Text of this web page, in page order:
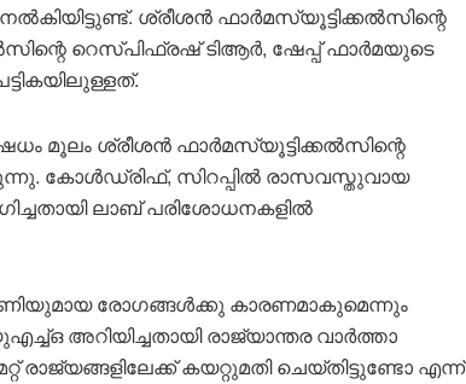
ശ്രീശൻ ഫാർമസ്യൂട്ടിക്കൽസിന്റെ
റെസ്പിഫ്രഷ് ടിആർ, ഷേപ്പ് ഫാർമയുടെ
മൂലം ശ്രീശൻ ഫാർമസ്യൂട്ടിക്കൽസിന്റെ
കോൾഡ്രിഫ്, സിറപ്പിൽ രാസവസ്തുവായ
ലാബ് പരിശോധനകളിൽ
രോഗങ്ങൾക്കു കാരണമാകുമെന്നും
അറിയിച്ചതായി രാജ്യാന്തര വാർത്താ
രാജ്യങ്ങളിലേക്ക് കയറ്റുമതി ചെയ്തിട്ടുണ്ടോ എന്ന്